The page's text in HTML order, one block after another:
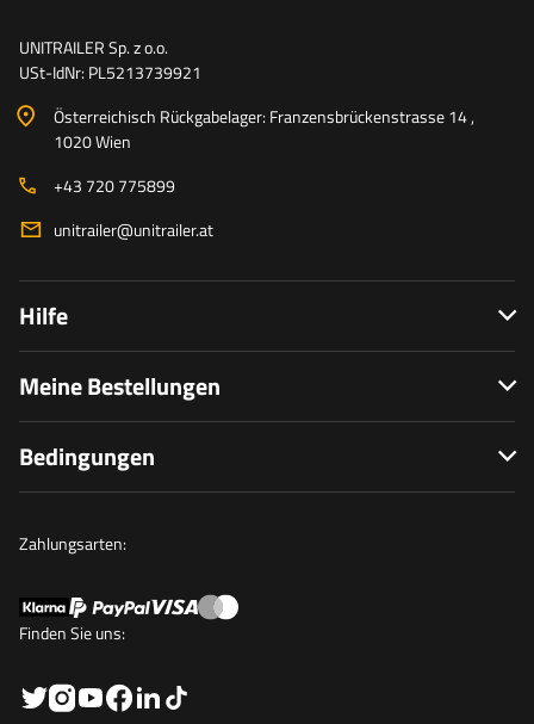
UNITRAILER Sp. z o.o.
USt-IdNr: PL5213739921
Österreichisch Rückgabelager: Franzensbrückenstrasse 14 ,
1020 Wien
+43 720 775899
unitrailer@unitrailer.at
Hilfe
Meine Bestellungen
Bedingungen
Zahlungsarten:
Finden Sie uns: